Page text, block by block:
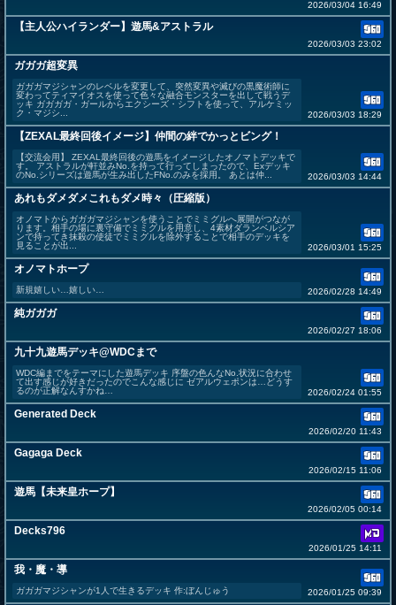
2026/03/04 16:49
【主人公ハイランダー】遊馬&アストラル
2026/03/03 23:02
ガガガ超変異
ガガガマジシャンのレベルを変更して、突然変異や滅びの黒魔術師に
変わってティマイオスを使って色々な融合モンスターを出して戦うデ
ッキ ガガガガ・ガールからエクシーズ・シフトを使って、アルケミッ
ク・マジシ...
2026/03/03 18:29
【ZEXAL最終回後イメージ】仲間の絆でかっとビング！
【交流会用】 ZEXAL最終回後の遊馬をイメージしたオノマトデッキで
す。 アストラルが軒並みNo.を持って行ってしまったので、Exデッキ
のNo.シリーズは遊馬が生み出したFNo.のみを採用。 あとは仲...
2026/03/03 14:44
あれもダメダメこれもダメ時々（圧縮版）
オノマトからガガガマジシャンを使うことでミミグルへ展開がつなが
ります。相手の場に裏守備でミミグルを用意し、4素材ダランベルシア
ンで持ってき抹殺の使徒でミミグルを除外することで相手のデッキを
見ることが出...
2026/03/01 15:25
オノマトホープ
新規嬉しい…嬉しい… 2026/02/28 14:49
純ガガガ
2026/02/27 18:06
九十九遊馬デッキ@WDCまで
WDC編までをテーマにした遊馬デッキ 序盤の色んなNo.状況に合わせ
て出す感じが好きだったのでこんな感じに ゼアルウェポンは…どうす
るのが正解なんすかね…
2026/02/24 01:55
Generated Deck
2026/02/20 11:43
Gagaga Deck
2026/02/15 11:06
遊馬【未来皇ホープ】
2026/02/05 00:14
Decks796
2026/01/25 14:11
我・魔・導
ガガガマジシャンが1人で生きるデッキ 作:ぼんじゅう 2026/01/25 09:39